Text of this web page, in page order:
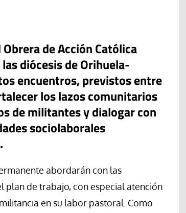
de Acción Católica
diócesis de Orihuela-
encuentros, previstos entre
los lazos comunitarios
de militantes y dialogar con
sociolaborales
abordarán con las
plan de trabajo, con especial atención
en su labor pastoral. Como
#EstáPasando
democracia” afirma Roberto
Saviano ante la comunidad que
resiste el desalojo de Spin Time
Abraham Canales